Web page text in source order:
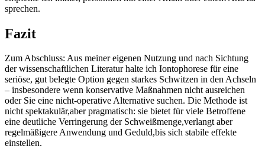
sprechen.⁤
Fazit
Zum Abschluss: Aus meiner​ eigenen Nutzung ​und nach‌ Sichtung
⁣der wissenschaftlichen Literatur​ halte ich Iontophorese für eine‌
seriöse, gut⁣ belegte ‌Option ⁣gegen starkes⁤ Schwitzen in den Achseln
– insbesondere wenn konservative Maßnahmen nicht ausreichen
oder Sie eine nicht‑operative Alternative suchen. ​Die‌ Methode ist‍
nicht spektakulär,aber ‌pragmatisch: sie bietet ⁤für viele Betroffene
eine deutliche ​Verringerung der⁣ Schweißmenge,verlangt aber
regelmäßigere ⁣Anwendung und Geduld,bis⁣ sich stabile effekte⁤
einstellen.